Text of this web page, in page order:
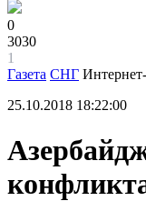
0
3030
1
Газета СНГ
25.10.2018 18:22:00